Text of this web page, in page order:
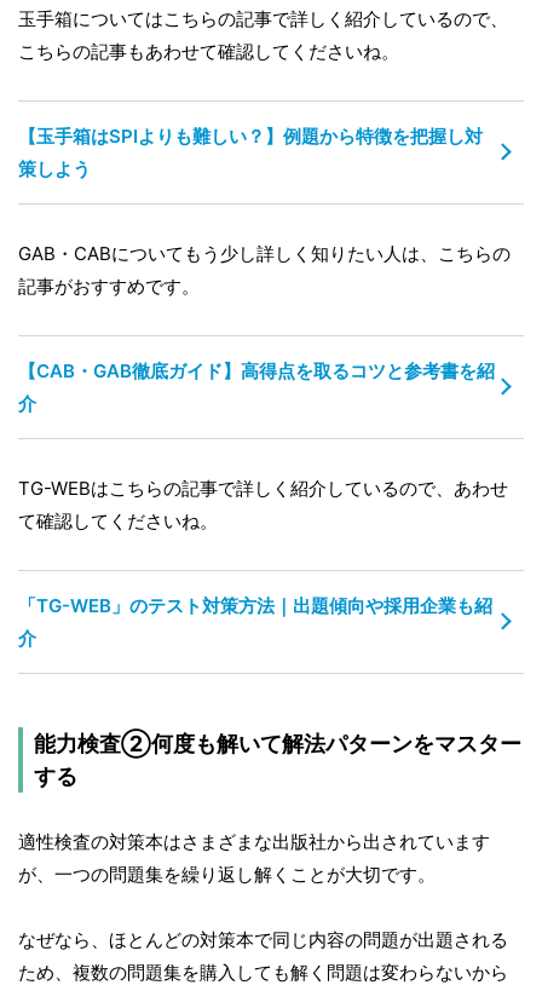
玉手箱についてはこちらの記事で詳しく紹介しているので、
こちらの記事もあわせて確認してくださいね。
【玉手箱はSPIよりも難しい？】例題から特徴を把握し対
策しよう
GAB・CABについてもう少し詳しく知りたい人は、こちらの
記事がおすすめです。
【CAB・GAB徹底ガイド】高得点を取るコツと参考書を紹
介
TG-WEBはこちらの記事で詳しく紹介しているので、あわせ
て確認してくださいね。
「TG-WEB」のテスト対策方法｜出題傾向や採用企業も紹
介
能力検査②何度も解いて解法パターンをマスター
する
適性検査の対策本はさまざまな出版社から出されています
が、一つの問題集を繰り返し解くことが大切です。
なぜなら、ほとんどの対策本で同じ内容の問題が出題される
ため、複数の問題集を購入しても解く問題は変わらないから